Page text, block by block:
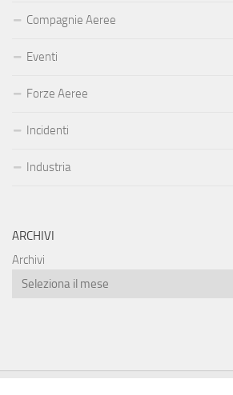
Compagnie Aeree
Eventi
Forze Aeree
Incidenti
Industria
ARCHIVI
Archivi